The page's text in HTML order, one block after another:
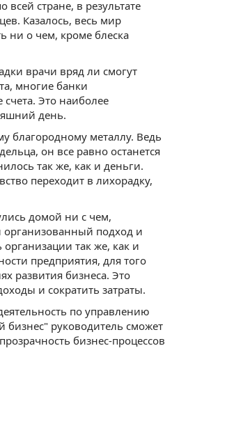
стране, в результате
Казалось, весь мир
ни о чем, кроме блеска
врачи вряд ли смогут
многие банки
Это наиболее
день.
благородному металлу. Ведь
он все равно останется
так же, как и деньги.
переходит в лихорадку,
домой ни с чем,
подход и
так же, как и
предприятия, для того
развития бизнеса. Это
и сократить затраты.
по управлению
бизнес" руководитель сможет
бизнес-процессов